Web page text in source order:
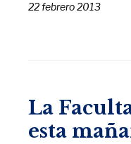
22 febrero 2013
La
esta